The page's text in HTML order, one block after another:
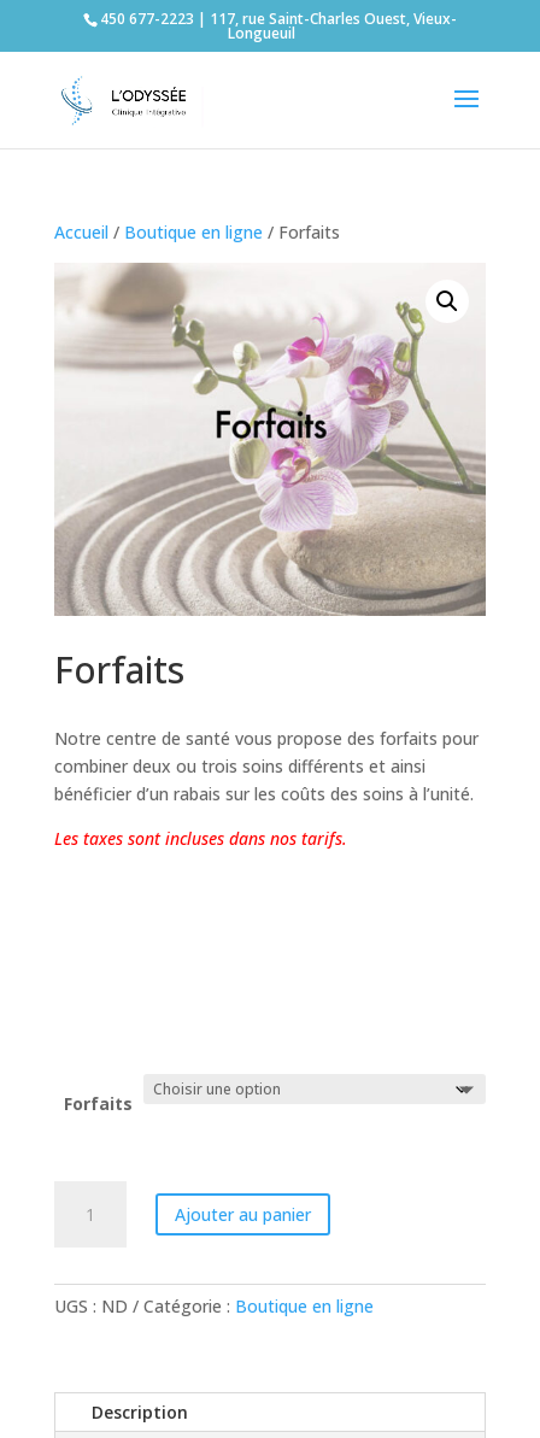
450 677-2223 | 117, rue Saint-Charles Ouest, Vieux-
Longueuil
Accueil / Boutique en ligne / Forfaits
Forfaits
Notre centre de santé vous propose des forfaits pour
combiner deux ou trois soins différents et ainsi
bénéficier d’un rabais sur les coûts des soins à l’unité.
Les taxes sont incluses dans nos tarifs.
Forfaits
Ajouter au panier
UGS : ND Catégorie : Boutique en ligne
Description